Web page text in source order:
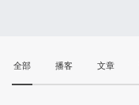
全部 播客 文章